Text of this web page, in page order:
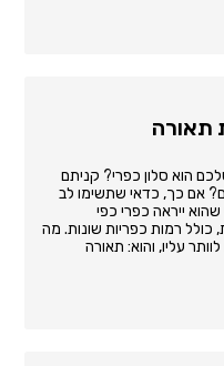
תאורה
הוא סלון כפרי? קניתם
אם כך, כדאי שתשימו לב
ייראה כפרי כפי
רמות כפריות שונות. מה
עליו, והוא: תאורה